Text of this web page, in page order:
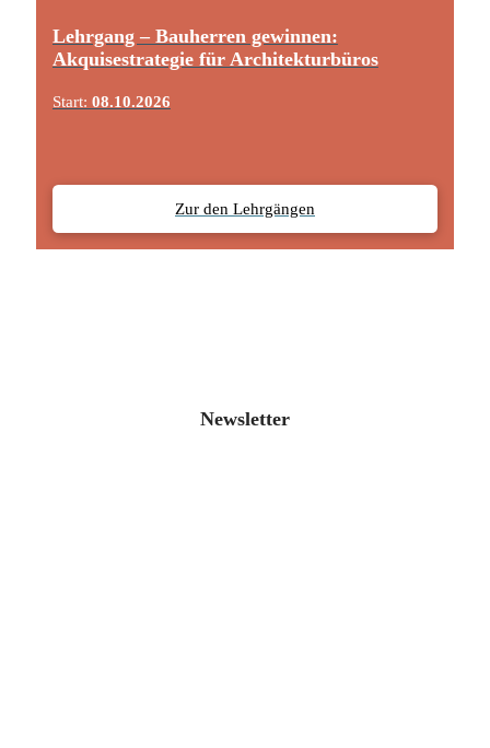
Lehrgang – Bauherren gewinnen:
Akquisestrategie für Architekturbüros
Start: 08.10.2026
Zur den Lehrgängen
Newsletter